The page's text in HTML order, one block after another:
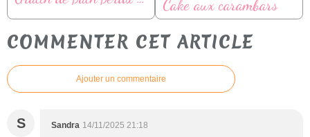
Cake aux carambars
COMMENTER CET ARTICLE
Ajouter un commentaire
S Sandra 14/11/2025 21:18